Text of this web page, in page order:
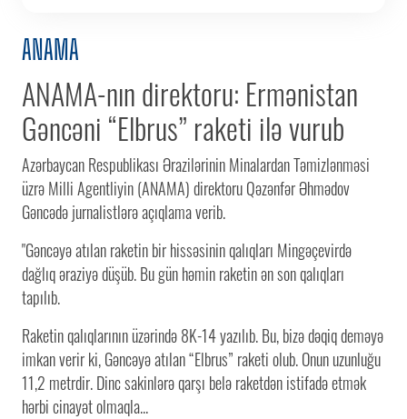
ANAMA
ANAMA-nın direktoru: Ermənistan
Gəncəni “Elbrus” raketi ilə vurub
Azərbaycan Respublikası Ərazilərinin Minalardan Təmizlənməsi
üzrə Milli Agentliyin (ANAMA) direktoru Qəzənfər Əhmədov
Gəncədə jurnalistlərə açıqlama verib.
"Gəncəyə atılan raketin bir hissəsinin qalıqları Mingəçevirdə
dağlıq əraziyə düşüb. Bu gün həmin raketin ən son qalıqları
tapılıb.
Raketin qalıqlarının üzərində 8K-14 yazılıb. Bu, bizə dəqiq deməyə
imkan verir ki, Gəncəyə atılan “Elbrus” raketi olub. Onun uzunluğu
11,2 metrdir. Dinc sakinlərə qarşı belə raketdən istifadə etmək
hərbi cinayət olmaqla...